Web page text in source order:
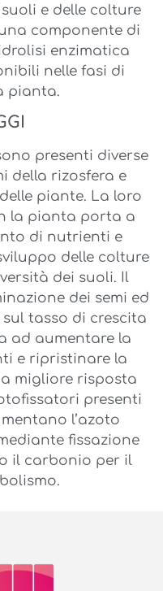
e delle colture
componente di
enzimatica
nelle fasi di
pianta.
presenti diverse
della rizosfera e
piante. La loro
la pianta porta a
di nutrienti e
delle colture
dei suoli. Il
dei semi ed
tasso di crescita
ad aumentare la
e ripristinare la
migliore risposta
presenti
l’azoto
fissazione
il carbonio per il